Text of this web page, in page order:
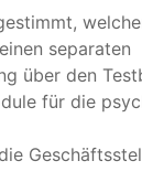
separaten
über den
für die